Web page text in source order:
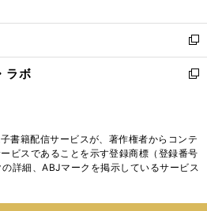
開
く
ウ
で
開
く
ン
ド
ウ
で
ウ
ィ
ン
ド
く
新
し
い
ド
ウ
で
ラボ
新
ィ
ン
ド
書籍配信サービスが、著作権者からコンテ
ビスであることを示す登録商標（登録番号
詳細、ABJマークを掲示しているサービス